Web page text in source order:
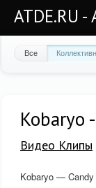
ATDE.RU
Все
Kobaryo
Видео Клипы
Kobaryo —